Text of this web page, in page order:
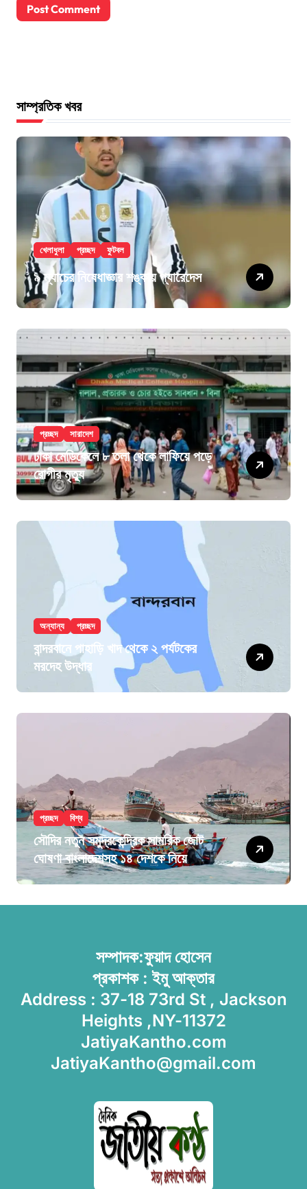
সাম্প্রতিক খবর
খেলাধুলা প্রচ্ছদ ফুটবল
৯ ম্যাচের নিষেধাজ্ঞার শঙ্কায় প্যারেদেস
প্রচ্ছদ সারাদেশ
ঢাকা মেডিকেলে ৮ তলা থেকে লাফিয়ে পড়ে
রোগীর মৃত্যু
অন্যান্য প্রচ্ছদ
বান্দরবানে পাহাড়ি খাদ থেকে ২ পর্যটকের
মরদেহ উদ্ধার
প্রচ্ছদ বিশ্ব
সৌদির নতুন সমুদ্রকেন্দ্রিক সামরিক জোট
ঘোষণা বাংলাদেশসহ ১৪ দেশকে নিয়ে
সম্পাদক:ফুয়াদ হোসেন
প্রকাশক : ইমু আক্তার
Address : 37-18 73rd St , Jackson
Heights ,NY-11372
JatiyaKantho.com
JatiyaKantho@gmail.com